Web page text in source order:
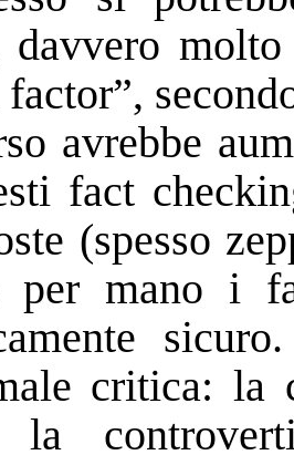
davvero
avrebbe
fact
(spesso
per mano i
critica: la
la